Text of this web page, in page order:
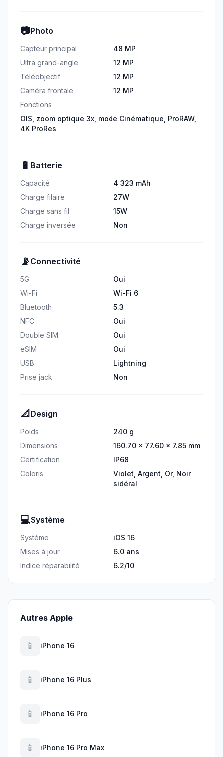
📷Photo
Capteur principal
48 MP
Ultra grand-angle
12 MP
Téléobjectif
12 MP
Caméra frontale
12 MP
Fonctions
OIS, zoom optique 3x, mode Cinématique, ProRAW,
4K ProRes
🔋 Batterie
Capacité
4 323 mAh
Charge filaire
27W
Charge sans fil
15W
Charge inversée
Non
📡 Connectivité
5G
Oui
Wi-Fi
Wi-Fi 6
Bluetooth
5.3
NFC
Oui
Double SIM
Oui
eSIM
Oui
USB
Lightning
Prise jack
Non
📐 Design
Poids
240 g
Dimensions
160.70 × 77.60 × 7.85 mm
Certification
IP68
Coloris
Violet, Argent, Or, Noir
sidéral
💻Système
Système
iOS 16
Mises à jour
6.0 ans
Indice réparabilité
6.2/10
Autres Apple
📱 iPhone 16
📱 iPhone 16 Plus
📱 iPhone 16 Pro
📱 iPhone 16 Pro Max